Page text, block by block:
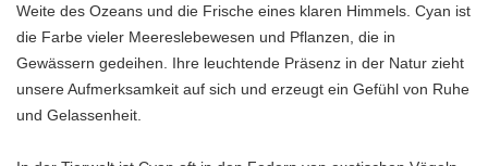
Weite des Ozeans und die Frische eines klaren Himmels. Cyan ist
die Farbe vieler Meereslebewesen und Pflanzen, die in
Gewässern gedeihen. Ihre leuchtende Präsenz in der Natur zieht
unsere Aufmerksamkeit auf sich und erzeugt ein Gefühl von Ruhe
und Gelassenheit.